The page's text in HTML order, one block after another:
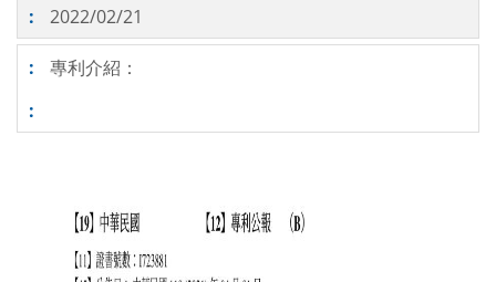
2022/02/21
專利介紹：